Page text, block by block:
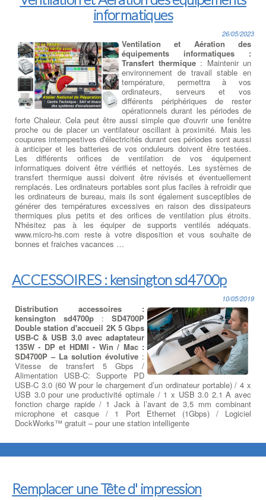
informatiques
26/05/2023
Ventilation et Aération des
équipements informatiques :
Transfert thermique: Maintenir un
environnement de travail stable en
température, permettra à vos
ordinateurs, serveurs et vos
différents périphériques de rester
opérationnels durant les périodes de
forte Chaleur. Cela peut être aussi simple que d'ouvrir une fenêtre
proche ou de placer un ventilateur oscillant à proximité. Mais les
coupures intempestives d'électricités durant ces périodes sont aussi
à anticiper et les batteries de vos onduleurs doivent être testées.
Les différents orifices de ventilation de vos équipement
informatiques doivent être vérifiés et nettoyés. Les systèmes de
transfert thermique aussi doivent être révisés et éventuellement
remplacés. Les ordinateurs portables sont plus faciles à refroidir que
les ordinateurs de bureau, mais ils sont également susceptibles de
générer des températures excessives en raison des dissipateurs
thermiques plus petits et des orifices de ventilation plus étroits.
N'hésitez pas à les équiper de supports ventilés adéquats.
www.micro-hs.com reste à votre disposition et vous souhaite de
bonnes et fraiches vacances …
ACCESSOIRES : kensington sd4700p
10/05/2019
Distribution accessoires :
kensington sd4700p : SD4700P
Double station d'accueil 2K 5 Gbps
USB-C & USB 3.0 avec adaptateur
135W - DP et HDMI - Win / Mac :
SD4700P – La solution évolutive :
Vitesse de transfert 5 Gbps /
Alimentation USB-C: Supporte PD
USB-C 3.0 (60 W pour le chargement d’un ordinateur portable) / 4 x
USB 3.0 pour une productivité optimale / 1 x USB 3.0 2.1 A avec
fonction charge rapide / 1 Jack à l’avant de 3,5 mm combinant
microphone et casque / 1 Port Ethernet (1Gbps) / Logiciel
DockWorks™ gratuit – pour une station intelligente
Remplacer une Tête d' impression